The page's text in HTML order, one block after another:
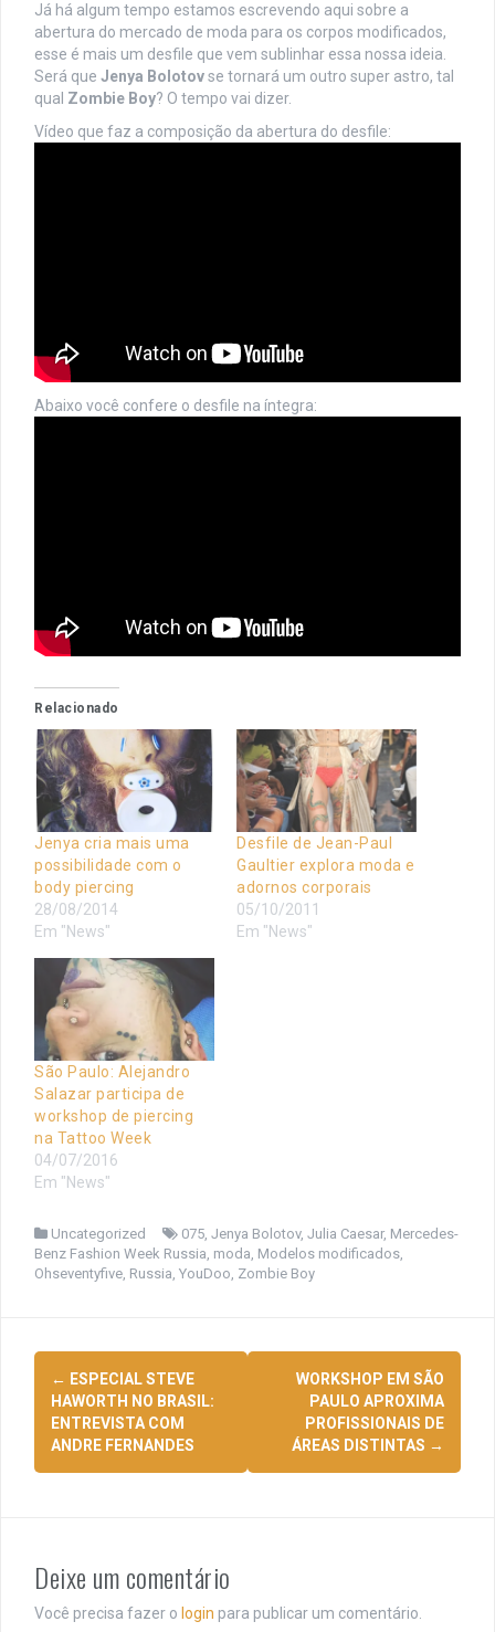
Já há algum tempo estamos escrevendo aqui sobre a
abertura do mercado de moda para os corpos modificados,
esse é mais um desfile que vem sublinhar essa nossa ideia.
Será que Jenya Bolotovse tornará um outro super astro, tal
qual Zombie Boy? O tempo vai dizer.
Vídeo que faz a composição da abertura do desfile:
Abaixo você confere o desfile na íntegra:
Relacionado
Jenya cria mais uma
possibilidade com o
body piercing
28/08/2014
Em "News"
Desfile de Jean-Paul
Gaultier explora moda e
adornos corporais
05/10/2011
Em "News"
São Paulo: Alejandro
Salazar participa de
workshop de piercing
na Tattoo Week
04/07/2016
Em "News"
Uncategorized 075 Jenya Bolotov, Julia Caesar, Mercedes-
Benz Fashion Week Russia moda Modelos modificados
Ohseventyfive Russia YouDoo Zombie Boy
Navegação
de
posts
← ESPECIAL STEVE
HAWORTH NO BRASIL:
ENTREVISTA COM
ANDRE FERNANDES
WORKSHOP EM SÃO
PAULO APROXIMA
PROFISSIONAIS DE
ÁREAS DISTINTAS →
Deixe um comentário
Você precisa fazer o login para publicar um comentário.